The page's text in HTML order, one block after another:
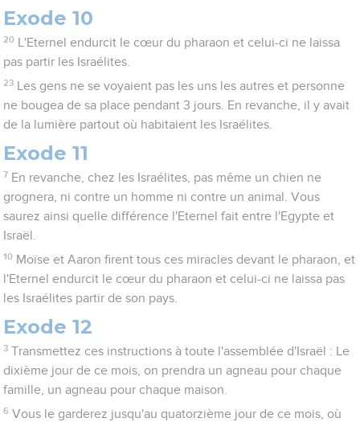
Exode 10
20
L'Eternel endurcit le cœur du pharaon et celui-ci ne laissa
pas partir les Israélites.
23
Les gens ne se voyaient pas les uns les autres et personne
ne bougea de sa place pendant 3 jours. En revanche, il y avait
de la lumière partout où habitaient les Israélites.
Exode 11
7 En revanche, chez les Israélites, pas même un chien ne
grognera, ni contre un homme ni contre un animal. Vous
saurez ainsi quelle différence l'Eternel fait entre l'Egypte et
Israël.
10 Moïse et Aaron firent tous ces miracles devant le pharaon, et
l'Eternel endurcit le cœur du pharaon et celui-ci ne laissa pas
les Israélites partir de son pays.
Exode 12
3 Transmettez ces instructions à toute l'assemblée d'Israël : Le
dixième jour de ce mois, on prendra un agneau pour chaque
famille, un agneau pour chaque maison.
6 Vous le garderez jusqu'au quatorzième jour de ce mois, où